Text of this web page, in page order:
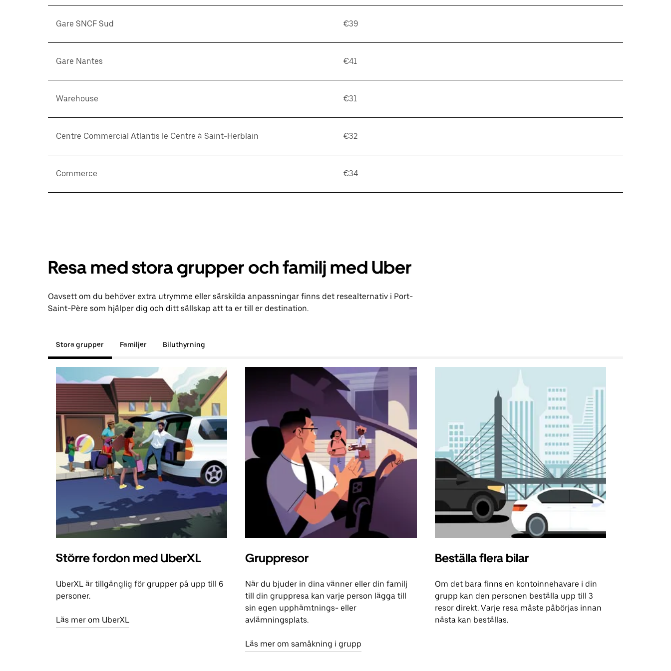
Gare SNCF Sud €39
Gare Nantes €41
Warehouse €31
Centre Commercial Atlantis le Centre à Saint-Herblain €32
Commerce €34
Resa med stora grupper och familj med Uber
Oavsett om du behöver extra utrymme eller särskilda anpassningar finns det resealternativ i Port-
Saint-Père som hjälper dig och ditt sällskap att ta er till er destination.
Stora grupper Familjer Biluthyrning
Större fordon med UberXL
UberXL är tillgänglig för grupper på upp till 6
personer.
Läs mer om UberXL
Gruppresor
När du bjuder in dina vänner eller din familj
till din gruppresa kan varje person lägga till
sin egen upphämtnings- eller
avlämningsplats.
Läs mer om samåkning i grupp
Beställa flera bilar
Om det bara finns en kontoinnehavare i din
grupp kan den personen beställa upp till 3
resor direkt. Varje resa måste påbörjas innan
nästa kan beställas.